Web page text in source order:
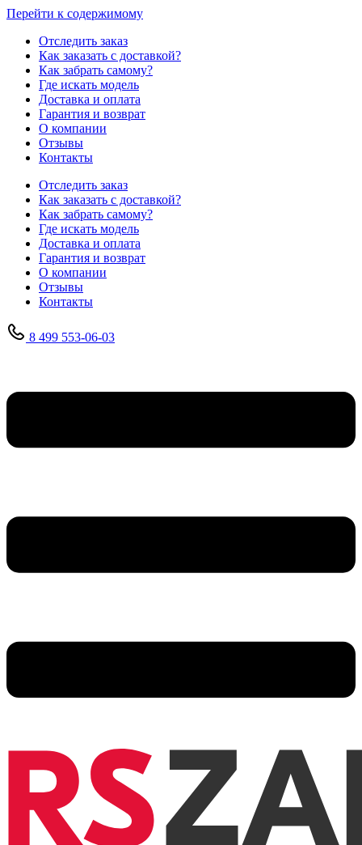
Перейти к содержимому
Отследить заказ
Как заказать с доставкой?
Как забрать самому?
Где искать модель
Доставка и оплата
Гарантия и возврат
О компании
Отзывы
Контакты
Отследить заказ
Как заказать с доставкой?
Как забрать самому?
Где искать модель
Доставка и оплата
Гарантия и возврат
О компании
Отзывы
Контакты
8 499 553-06-03